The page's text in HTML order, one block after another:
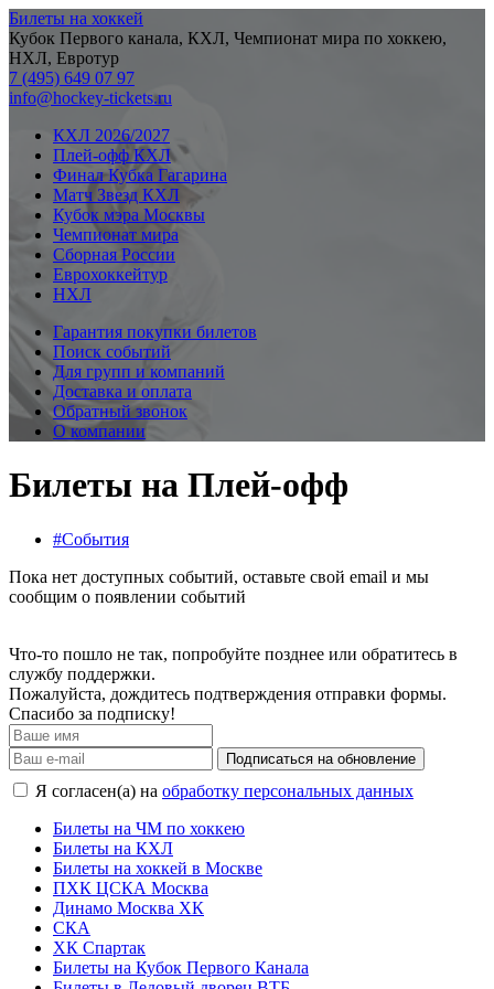
Билеты на хоккей
Кубок Первого канала, КХЛ, Чемпионат мира по хоккею,
НХЛ, Евротур
7 (495) 649 07 97
info@hockey-tickets.ru
КХЛ 2026/2027
Плей-офф КХЛ
Финал Кубка Гагарина
Матч Звезд КХЛ
Кубок мэра Москвы
Чемпионат мира
Сборная России
Еврохоккейтур
НХЛ
Гарантия покупки билетов
Поиск событий
Для групп и компаний
Доставка и оплата
Обратный звонок
О компании
Билеты на Плей-офф
#События
Пока нет доступных событий, оставьте свой email и мы
сообщим о появлении событий
Что-то пошло не так, попробуйте позднее или обратитесь в
службу поддержки.
Пожалуйста, дождитесь подтверждения отправки формы.
Спасибо за подписку!
Подписаться на обновление
Я согласен(а) на обработку персональных данных
Билеты на ЧМ по хоккею
Билеты на КХЛ
Билеты на хоккей в Москве
ПХК ЦСКА Москва
Динамо Москва ХК
СКА
ХК Спартак
Билеты на Кубок Первого Канала